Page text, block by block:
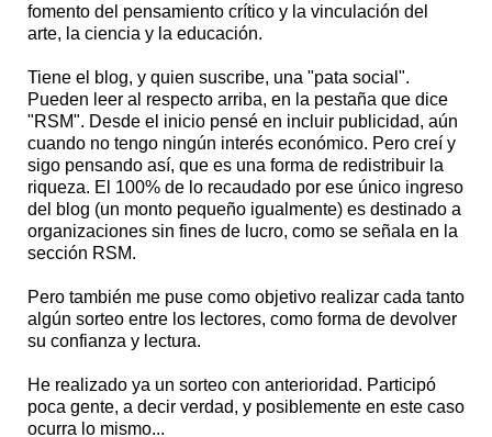
fomento del pensamiento crítico y la vinculación del
arte, la ciencia y la educación.
Tiene el blog, y quien suscribe, una "pata social".
Pueden leer al respecto arriba, en la pestaña que dice
"RSM". Desde el inicio pensé en incluir publicidad, aún
cuando no tengo ningún interés económico. Pero creí y
sigo pensando así, que es una forma de redistribuir la
riqueza. El 100% de lo recaudado por ese único ingreso
del blog (un monto pequeño igualmente) es destinado a
organizaciones sin fines de lucro, como se señala en la
sección RSM.
Pero también me puse como objetivo realizar cada tanto
algún sorteo entre los lectores, como forma de devolver
su confianza y lectura.
He realizado ya un sorteo con anterioridad. Participó
poca gente, a decir verdad, y posiblemente en este caso
ocurra lo mismo...